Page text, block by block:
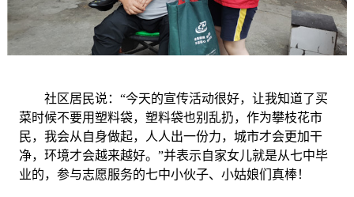
社区居民说： “今天的宣传活动很好，让我知道了买
菜时候不要用塑料袋，塑料袋也别乱扔，作为攀枝花市
民，我会从自身做起，人人出一份力， 城市才会更加干
净，环境才会越来越好。 ”并表示自家女儿就是从七中毕
业的，参与志愿服务的七中小伙子、小姑娘们真棒！